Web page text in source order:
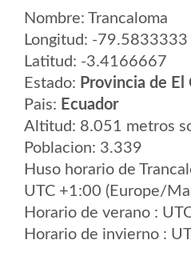
Nombre: Trancaloma
Longitud: -79.5833333
Latitud: -3.4166667
Estado: Provincia de El
Pais: Ecuador
Altitud: 8.051 metros
Poblacion: 3.339
Huso horario de
UTC +1:00 (Europe/
Horario de verano :
Horario de invierno :